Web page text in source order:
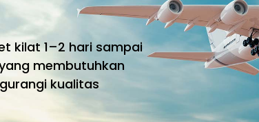
kilat 1–2 hari sampai
membutuhkan
kualitas